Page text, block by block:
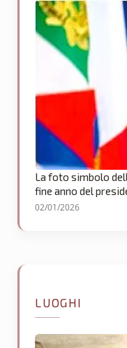
La foto simbolo
fine anno del
02/01/2026
LUOGHI